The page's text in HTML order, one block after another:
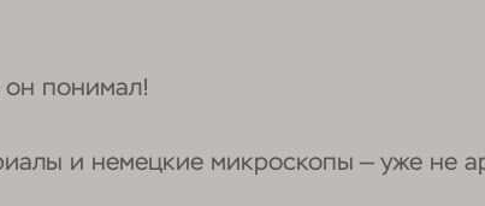
он понимал!
и немецкие микроскопы — уже не